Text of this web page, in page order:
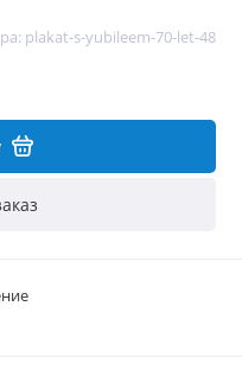
plakat-s-yubileem-70-let-48